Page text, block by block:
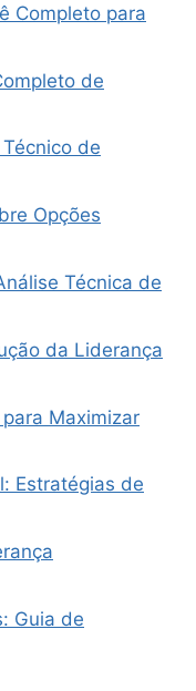
Completo para
de
de
Opções
Técnica de
da Liderança
Maximizar
Estratégias de
Guia de